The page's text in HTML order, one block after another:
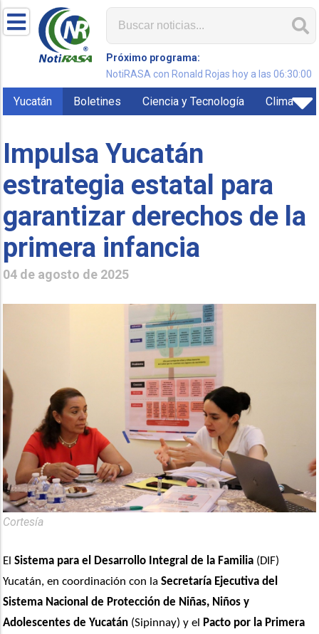
Próximo programa:
NotiRASA con Ronald Rojas hoy a las 06:30:00
Yucatán Boletines Ciencia y Tecnología Clima
Impulsa Yucatán
estrategia estatal para
garantizar derechos de la
primera infancia
04 de agosto de 2025
Cortesía
El Sistema para el Desarrollo Integral de la Familia (DIF)
Yucatán, en coordinación con la Secretaría Ejecutiva del
Sistema Nacional de Protección de Niñas, Niños y
Adolescentes de Yucatán (Sipinnay) y el
Pacto por la Primera